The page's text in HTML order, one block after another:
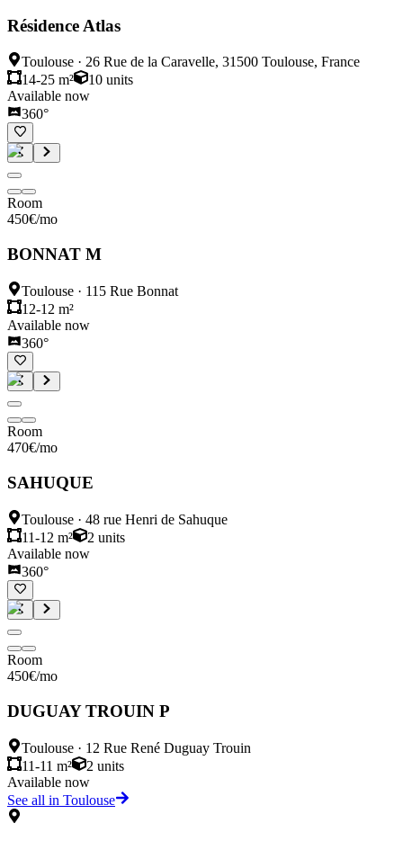
Résidence Atlas
Toulouse · 26 Rue de la Caravelle, 31500 Toulouse, France
14-25 m²
10 units
Available now
360°
Room
450€/mo
BONNAT M
Toulouse · 115 Rue Bonnat
12-12 m²
Available now
360°
Room
470€/mo
SAHUQUE
Toulouse · 48 rue Henri de Sahuque
11-12 m²
2 units
Available now
360°
Room
450€/mo
DUGUAY TROUIN P
Toulouse · 12 Rue René Duguay Trouin
11-11 m²
2 units
Available now
See all in Toulouse